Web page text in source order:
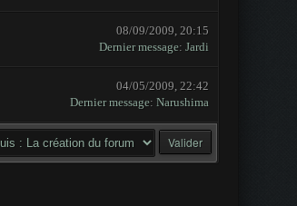
08/09/2009, 20:15
Dernier message: Jardi
04/05/2009, 22:42
Dernier message: Narushima